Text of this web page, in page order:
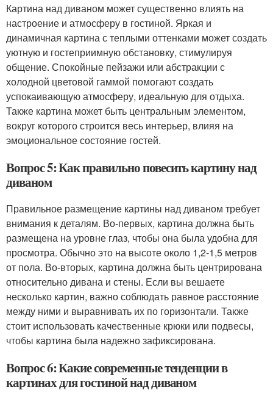
Картина над диваном может существенно влиять на
настроение и атмосферу в гостиной. Яркая и
динамичная картина с теплыми оттенками может создать
уютную и гостеприимную обстановку, стимулируя
общение. Спокойные пейзажи или абстракции с
холодной цветовой гаммой помогают создать
успокаивающую атмосферу, идеальную для отдыха.
Также картина может быть центральным элементом,
вокруг которого строится весь интерьер, влияя на
эмоциональное состояние гостей.
Вопрос 5: Как правильно повесить картину над
диваном
Правильное размещение картины над диваном требует
внимания к деталям. Во-первых, картина должна быть
размещена на уровне глаз, чтобы она была удобна для
просмотра. Обычно это на высоте около 1,2-1,5 метров
от пола. Во-вторых, картина должна быть центрирована
относительно дивана и стены. Если вы вешаете
несколько картин, важно соблюдать равное расстояние
между ними и выравнивать их по горизонтали. Также
стоит использовать качественные крюки или подвесы,
чтобы картина была надежно зафиксирована.
Вопрос 6: Какие современные тенденции в
картинах для гостиной над диваном